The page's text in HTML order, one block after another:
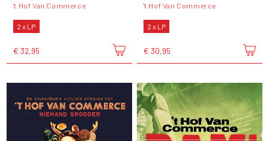
't Hof Van Commerce
2 x LP
€ 32,95
't Hof Van Commerce
2 x LP
€ 30,95